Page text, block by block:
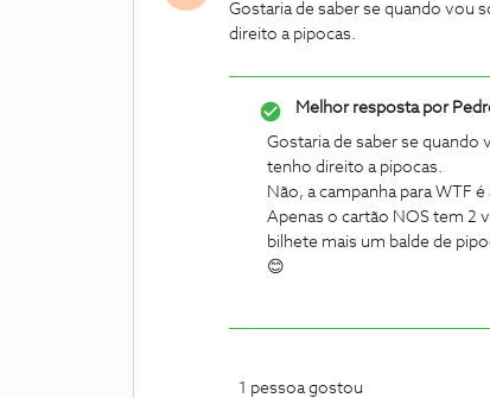
Gostaria de saber se quando vou
direito a pipocas.
Melhor resposta por
Gostaria de saber se quando
tenho direito a pipocas.
Não, a campanha para WTF
Apenas o cartão NOS tem 2
bilhete mais um balde de
😊
1 pessoa gostou